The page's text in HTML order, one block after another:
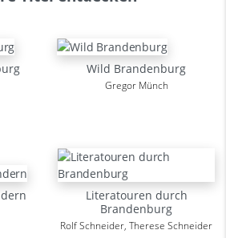
Wild Brandenburg
Gregor Münch
Literatouren durch
Brandenburg
Rolf Schneider, Therese Schneider